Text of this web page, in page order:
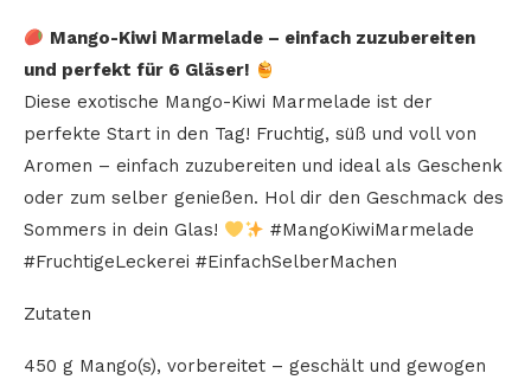
Mango-Kiwi Marmelade – einfach zuzubereiten
und perfekt für 6 Gläser!
Diese exotische Mango-Kiwi Marmelade ist der
perfekte Start in den Tag! Fruchtig, süß und voll von
Aromen – einfach zuzubereiten und ideal als Geschenk
oder zum selber genießen. Hol dir den Geschmack des
Sommers in dein Glas!
#MangoKiwiMarmelade
#FruchtigeLeckerei #EinfachSelberMachen
Zutaten
450 g Mango(s), vorbereitet – geschält und gewogen